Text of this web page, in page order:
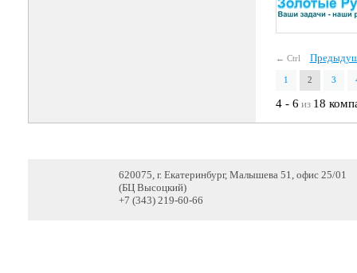
← Ctrl
1 2 3
4 - 6 из 18
620075, г. Екатеринбург, Малышева 51, офис 25/01
(БЦ Высоцкий)
+7 (343) 219-60-66